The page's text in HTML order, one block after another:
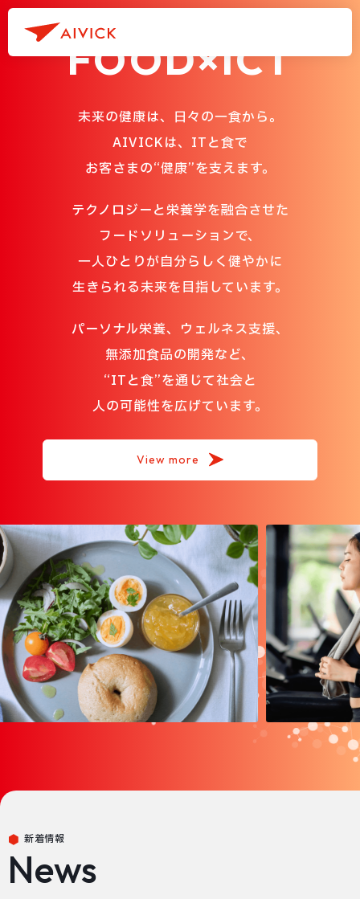
FOOD×ICT
未来の健康は、日々の一食から。
AIVICKは、ITと食で
お客さまの“健康”を支えます。
テクノロジーと栄養学を融合させた
フードソリューションで、
一人ひとりが自分らしく健やかに
生きられる未来を目指しています。
パーソナル栄養、ウェルネス支援、
無添加食品の開発など、
“ITと食”を通じて社会と
人の可能性を広げています。
View more
新着情報
News